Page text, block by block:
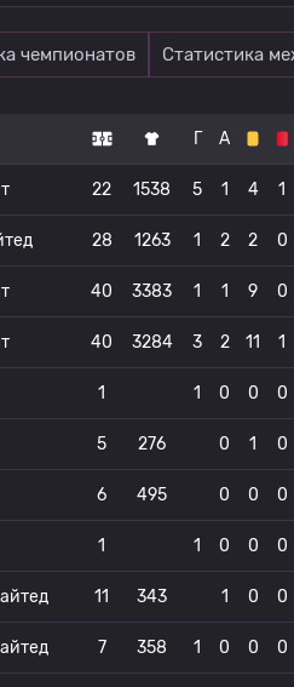
чемпионатов Статистика
Г А
22 1538 5 1 4 1
28 1263 1 2 2 0
40 3383 1 1 9 0
40 3284 3 2 11 1
1 1 0 0 0
5 276 0 1 0
6 495 0 0 0
1 1 0 0 0
11 343 1 0 0
7 358 1 0 0 0